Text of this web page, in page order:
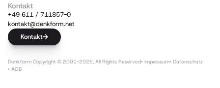
Kontakt
+49 611 / 711857-0
kontakt@denkform.net
Kontakt
Denkform Copyright © 2001-2026, All Rights Reserved• Impressum• Datenschutz
• AGB